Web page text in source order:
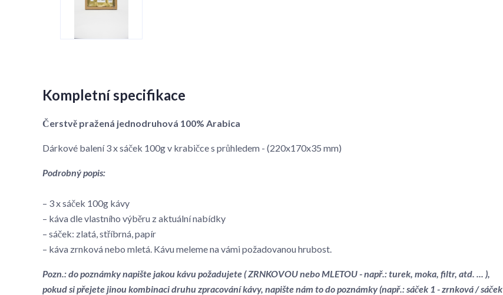
Kompletní specifikace
Čerstvě pražená jednodruhová 100% Arabica
Dárkové balení 3 x sáček 100g v krabičce s průhledem - (220x170x35 mm)
Podrobný popis:
– 3 x sáček 100g kávy
– káva dle vlastního výběru z aktuální nabídky
– sáček: zlatá, stříbrná, papír
– káva zrnková nebo mletá. Kávu meleme na vámi požadovanou hrubost.
Pozn.: do poznámky napište jakou kávu požadujete ( ZRNKOVOU nebo MLETOU - např.: turek, moka, filtr, atd. ... ),
pokud si přejete jinou kombinaci druhu zpracování kávy, napište nám to do poznámky (např.: sáček 1 - zrnková / sáček